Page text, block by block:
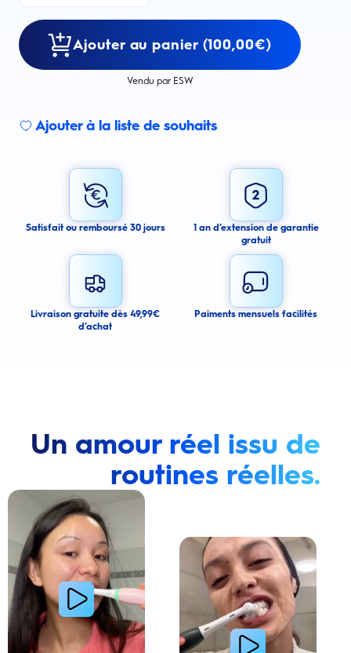
Ajouter au panier (100,00€)
Vendu par ESW
Ajouter à la liste de souhaits
I agree to receive email alerts about this product.
By signing up for email alerts, you agree to receive email
communications regarding this product. We may use your email address
to send you email messages about product availability. We process your
personal data as stated in our Privacy Policy. You may withdraw your
consent or manage your email preferences at any time.
Cancel
Satisfait ou remboursé 30 jours
1 an d’extension de garantie
gratuit
Livraison gratuite dès 49,99€
d’achat
Paiments mensuels facilités
Un amour réel issu de
routines réelles.
Lire la vidéo : Une jeune femme montre comment elle a amélioré l’apparence de ses dents
Lire la vidéo : Une jeune femme partage sa